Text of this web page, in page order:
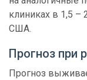
клиниках в 1,5 –
США.
Прогноз при
Прогноз